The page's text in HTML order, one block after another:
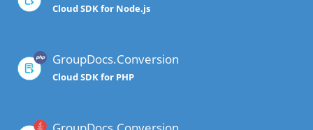
Cloud SDK for Node.js
GroupDocs.Conversion
Cloud SDK for PHP